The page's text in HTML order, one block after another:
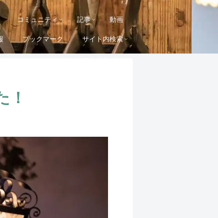
コミュニティ 記事 動画
ブックマーク サイト内検索
！